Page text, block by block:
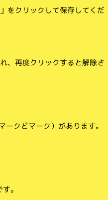
をクリックして保存してくだ
、再度クリックすると解除さ
クと◼︎マーク）があります。
。